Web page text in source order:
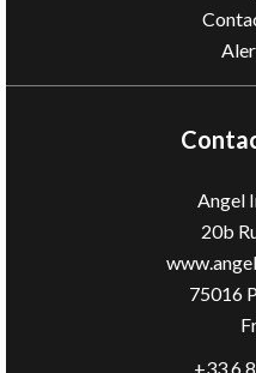
Angel
20b
75016
+33 6